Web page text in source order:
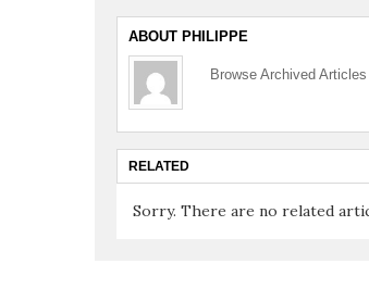
ABOUT PHILIPPE
Browse Archived
RELATED
Sorry. There are no related